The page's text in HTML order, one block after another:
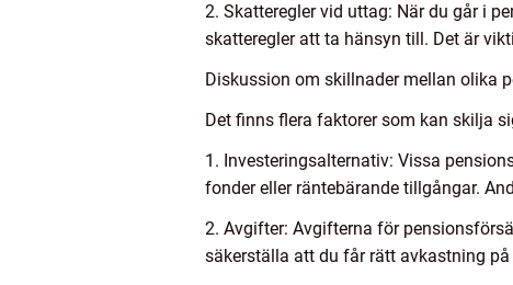
2. Skatteregler vid uttag: När du går i
skatteregler att ta hänsyn till. Det är
Diskussion om skillnader mellan olika
Det finns flera faktorer som kan skilja
1. Investeringsalternativ: Vissa
fonder eller räntebärande tillgångar.
2. Avgifter: Avgifterna för
säkerställa att du får rätt avkastning på